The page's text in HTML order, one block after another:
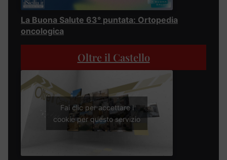
La Buona Salute 63° puntata: Ortopedia
oncologica
Oltre il Castello
Fai clic per accettare i
cookie per questo servizio